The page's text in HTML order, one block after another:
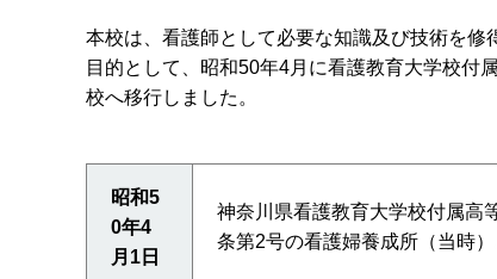
本校は、看護師として必要な知識及び技術を
目的として、昭和50年4月に看護教育大学校付
校へ移行しました。
昭和5
0年4
月1日
神奈川県看護教育大学校付属高
条第2号の看護婦養成所（当時